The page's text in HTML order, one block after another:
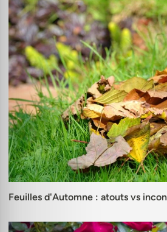
Feuilles d'Automne : atouts vs